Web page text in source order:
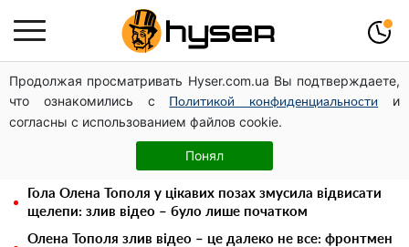
Продолжая просматривать Hyser.com.ua Вы подтверждаете,
что ознакомились с
Политикой конфиденциальности
и
согласны с использованием файлов cookie.
Понял
На стадіоні «Спартак» у Києві відбувся товариський
матч між командами посольств США та Франції
Дрони із націнкою: Олександр Конотопський вивів
мільйони оборонного бюджету через фіктивну фірму в
Гола Олена Тополя у цікавих позах змусила відвисати
щелепи: злив відео – було лише початком
Олена Тополя злив відео – це далеко не все: фронтмен